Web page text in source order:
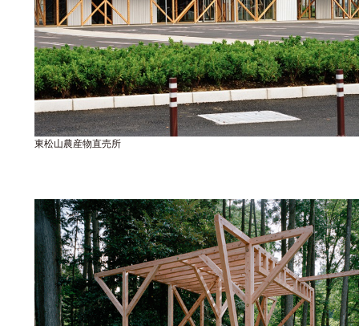
東松山農産物直売所